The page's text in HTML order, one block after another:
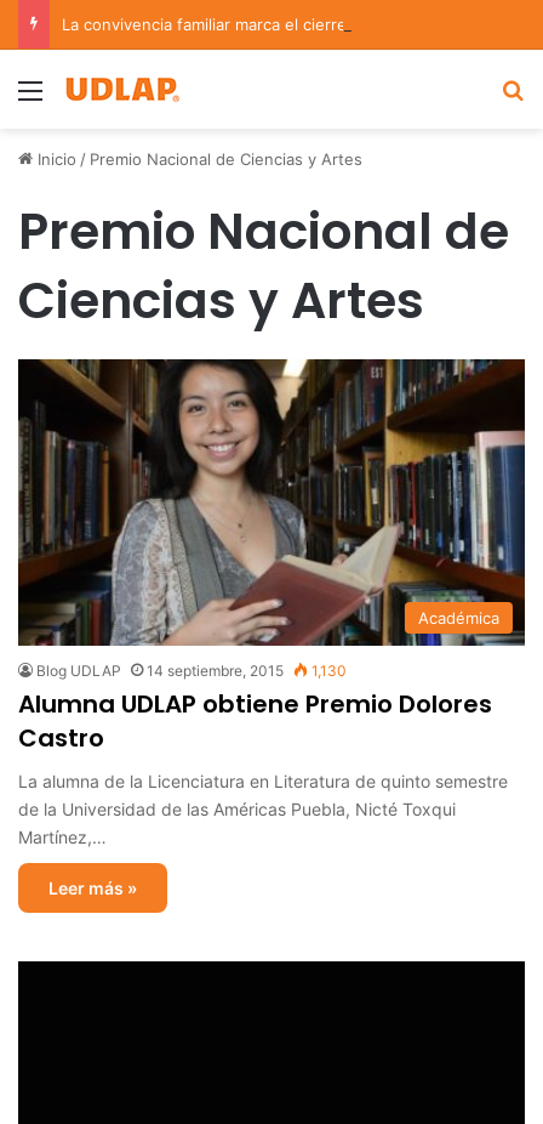
Menu
Inicio / Premio Nacional de Ciencias y Artes
Premio Nacional de
Ciencias y Artes
Académica
Blog UDLAP 14 septiembre, 2015 1,130
Alumna UDLAP obtiene Premio Dolores
Castro
La alumna de la Licenciatura en Literatura de quinto semestre
de la Universidad de las Américas Puebla, Nicté Toxqui
Martínez,…
Leer más »